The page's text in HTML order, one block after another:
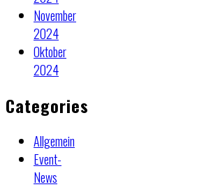
November
2024
Oktober
2024
Categories
Allgemein
Event-
News